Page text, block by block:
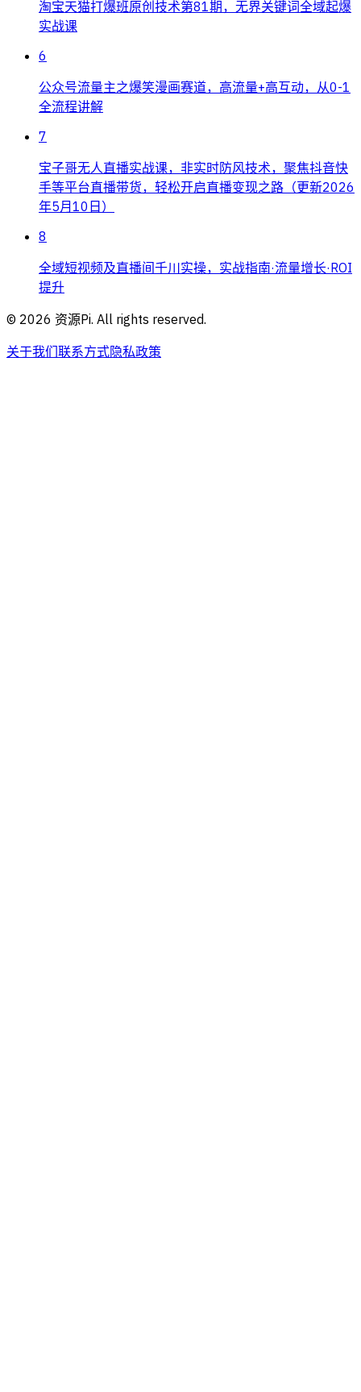
淘宝天猫打爆班原创技术第81期，无界关键词全域起爆
实战课
6
公众号流量主之爆笑漫画赛道，高流量+高互动，从0-1
全流程讲解
7
宝子哥无人直播实战课，非实时防风技术，聚焦抖音快
手等平台直播带货，轻松开启直播变现之路（更新2026
年5月10日）
8
全域短视频及直播间千川实操，实战指南·流量增长·ROI
提升
© 2026 资源Pi. All rights reserved.
关于我们联系方式隐私政策